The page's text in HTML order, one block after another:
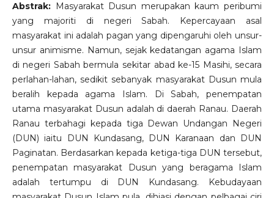
Abstrak:Masyarakat Dusun merupakan kaum peribumi
yang majoriti di negeri Sabah. Kepercayaan asal
masyarakat ini adalah pagan yang dipengaruhi oleh unsur-
unsur animisme. Namun, sejak kedatangan agama Islam
di negeri Sabah bermula sekitar abad ke-15 Masihi, secara
perlahan-lahan, sedikit sebanyak masyarakat Dusun mula
beralih kepada agama Islam. Di Sabah, penempatan
utama masyarakat Dusun adalah di daerah Ranau. Daerah
Ranau terbahagi kepada tiga Dewan Undangan Negeri
(DUN) iaitu DUN Kundasang, DUN Karanaan dan DUN
Paginatan. Berdasarkan kepada ketiga-tiga DUN tersebut,
penempatan masyarakat Dusun yang beragama Islam
adalah tertumpu di DUN Kundasang. Kebudayaan